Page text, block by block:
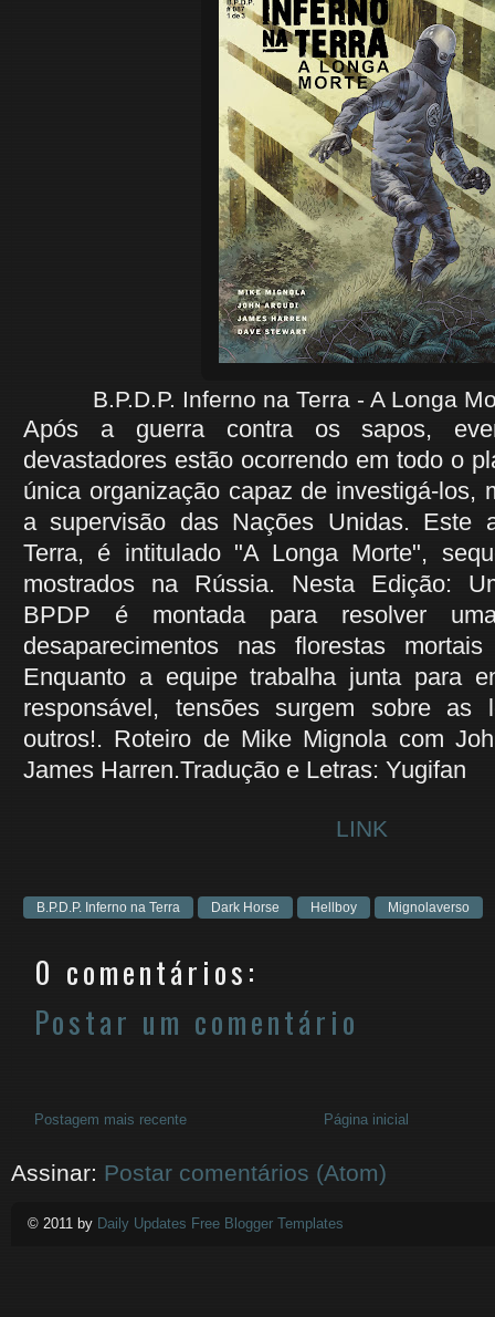
B.P.D.P. Inferno na Terra - A Longa
Após a guerra contra os sapos,
devastadores estão ocorrendo em todo o
única organização capaz de investigá-los,
a supervisão das Nações Unidas. Este
Terra, é intitulado "A Longa Morte",
mostrados na Rússia. Nesta Edição:
BPDP é montada para resolver
desaparecimentos nas florestas
Enquanto a equipe trabalha junta para
responsável, tensões surgem sobre as
outros!. Roteiro de Mike Mignola com
James Harren.Tradução e Letras: Yugifan
LINK
B.P.D.P. Inferno na Terra Dark Horse Hellboy Mignolaverso
0 comentários:
Postar um comentário
Postagem mais recente Página inicial
Assinar: Postar comentários (Atom)
© 2011 by Daily Updates Free Blogger Templates